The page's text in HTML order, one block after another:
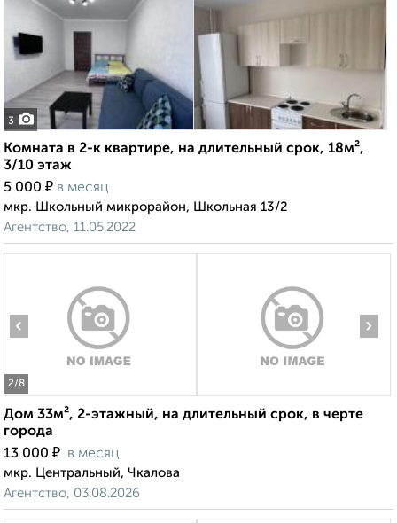
3
Комната в 2-к квартире, на длительный срок, 18м²,
3/10 этаж
5 000 ₽ в месяц
мкр. Школьный микрорайон, Школьная 13/2
Агентство, 11.05.2022
2/8
‹ ›
Дом 33м², 2-этажный, на длительный срок, в черте
города
13 000 ₽ в месяц
мкр. Центральный, Чкалова
Агентство, 03.08.2026